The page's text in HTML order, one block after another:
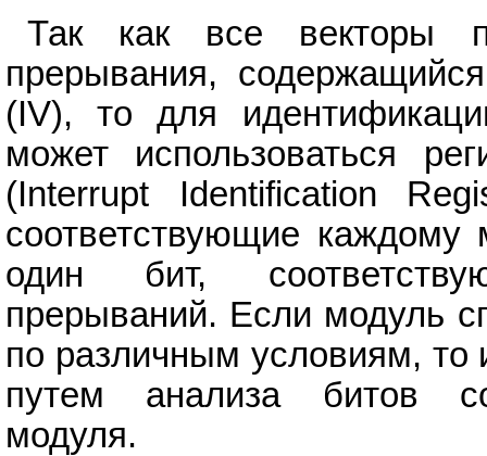
Так как все векторы
прерывания,
(IV), то для
может использоваться
(Interrupt Identification
соответствующие каждому
один бит,
прерываний. Если модуль
по различным условиям,
путем анализа битов
модуля.